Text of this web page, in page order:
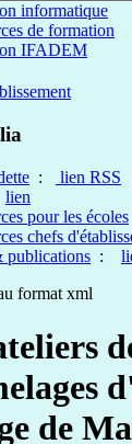
informatique
de formation
IFADEM
:
lien RSS
lien
pour les écoles
chefs
publications :
format xml
de